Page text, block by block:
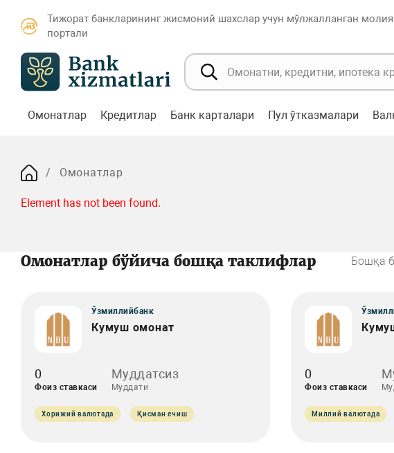
Тижорат банкларининг жисмоний шахслар учун мўлжалланган
портали
Омонатлар Кредитлар Банк карталари Пул ўтказмалари
Омонатлар
Element has not been found.
Омонатлар бўйича бошқа таклифлар Бошқа
Ўзмиллийбанк
Кумуш омонат
0
Фоиз ставкаси
Муддатсиз
Муддати
Хорижий валютада Қисман ечиш
0
Фоиз ставкаси
Миллий валютада